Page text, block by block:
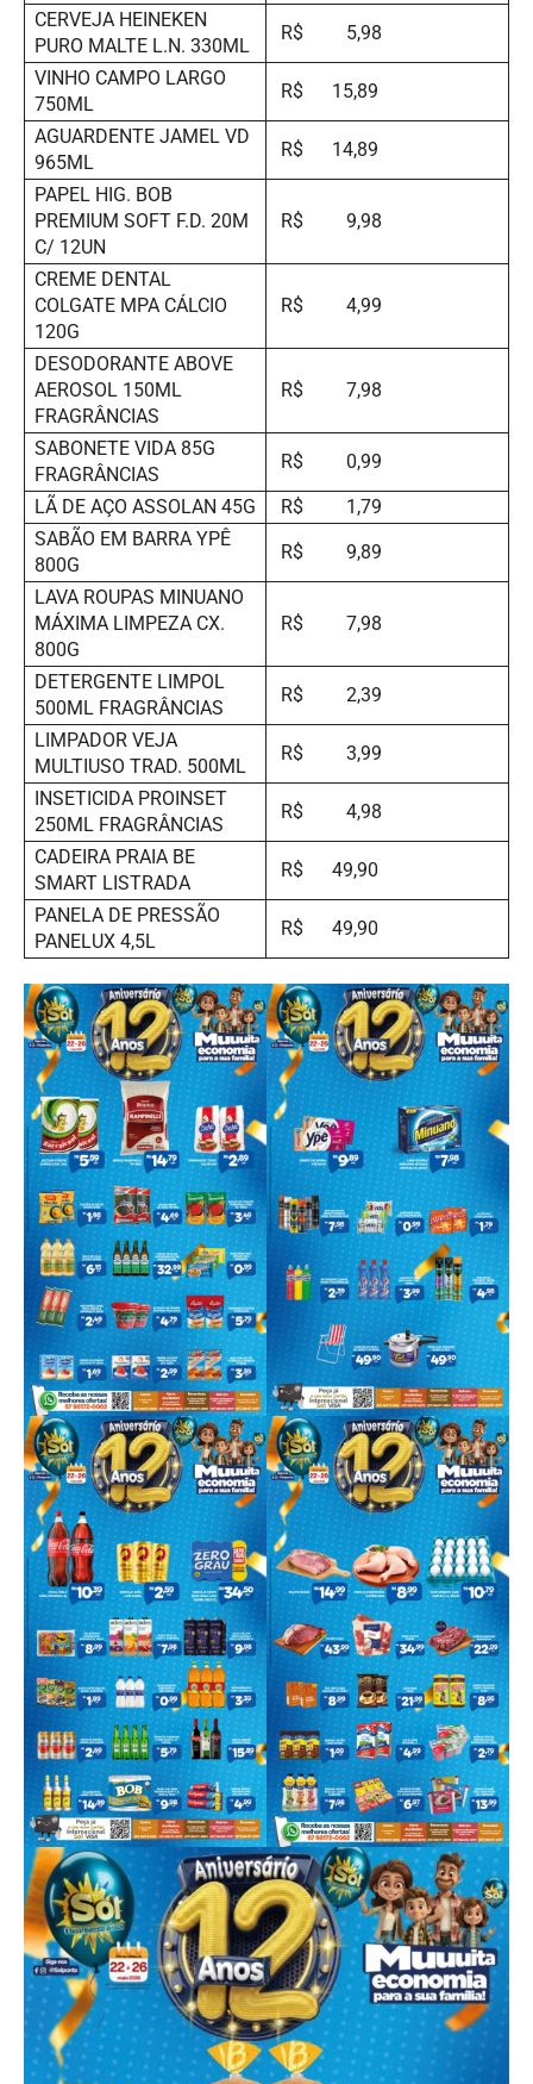
CERVEJA HEINEKEN
PURO MALTE L.N. 330ML
R$ 5,98
VINHO CAMPO LARGO
750ML
R$ 15,89
AGUARDENTE JAMEL VD
965ML
R$ 14,89
PAPEL HIG. BOB
PREMIUM SOFT F.D. 20M
C/ 12UN
R$ 9,98
CREME DENTAL
COLGATE MPA CÁLCIO
120G
R$ 4,99
DESODORANTE ABOVE
AEROSOL 150ML
FRAGRÂNCIAS
R$ 7,98
SABONETE VIDA 85G
FRAGRÂNCIAS
R$ 0,99
LÃ DE AÇO ASSOLAN 45G
R$ 1,79
SABÃO EM BARRA YPÊ
800G
R$ 9,89
LAVA ROUPAS MINUANO
MÁXIMA LIMPEZA CX.
800G
R$ 7,98
DETERGENTE LIMPOL
500ML FRAGRÂNCIAS
R$ 2,39
LIMPADOR VEJA
MULTIUSO TRAD. 500ML
R$ 3,99
INSETICIDA PROINSET
250ML FRAGRÂNCIAS
R$ 4,98
CADEIRA PRAIA BE
SMART LISTRADA
R$ 49,90
PANELA DE PRESSÃO
PANELUX 4,5L
R$ 49,90